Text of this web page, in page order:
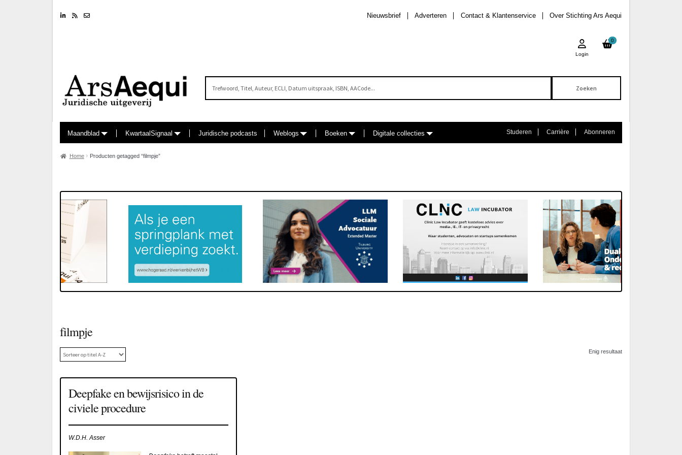
LinkedinRSS feed Over Stichting Ars Aequi
Contact & Klantenservice
Adverteren
Nieuwsbrief
0
Login
Maandblad KwartaalSignaal Juridische podcasts Weblogs Boeken Digitale collecties Studeren Carrière Abonneren
Home Producten getagged “filmpje”
filmpje
Enig resultaat
Deepfake en bewijsrisico in de
civiele procedure
W.D.H. Asser